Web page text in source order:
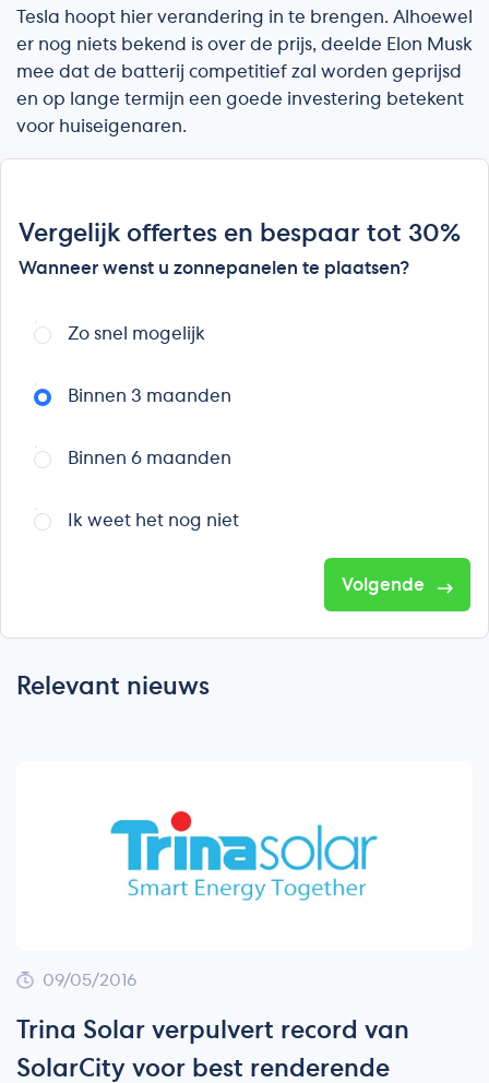
Tesla hoopt hier verandering in te brengen. Alhoewel
er nog niets bekend is over de prijs, deelde Elon Musk
mee dat de batterij competitief zal worden geprijsd
en op lange termijn een goede investering betekent
voor huiseigenaren.
Vergelijk offertes en bespaar tot 30%
Wanneer wenst u zonnepanelen te plaatsen?
Zo snel mogelijk
Binnen 3 maanden
Binnen 6 maanden
Ik weet het nog niet
Volgende
Relevant nieuws
09/05/2016
Trina Solar verpulvert record van
SolarCity voor best renderende